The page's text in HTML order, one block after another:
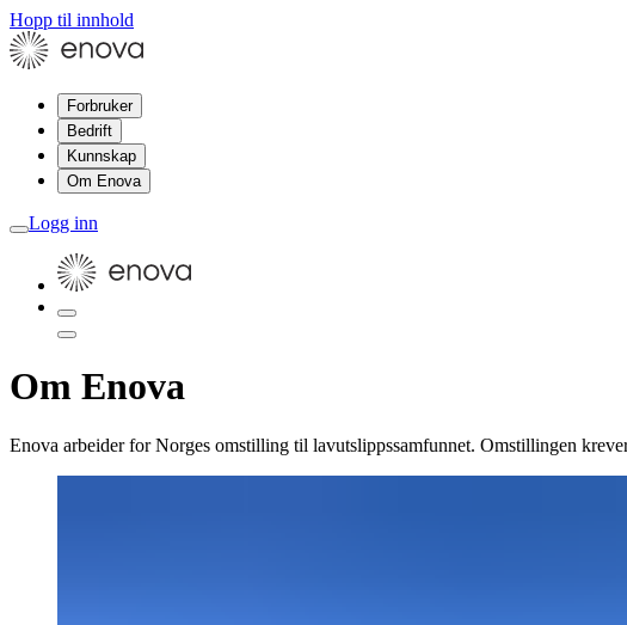
Hopp til innhold
Forbruker
Bedrift
Kunnskap
Om Enova
Logg inn
Om Enova
Enova arbeider for Norges omstilling til lavutslippssamfunnet. Omstillingen